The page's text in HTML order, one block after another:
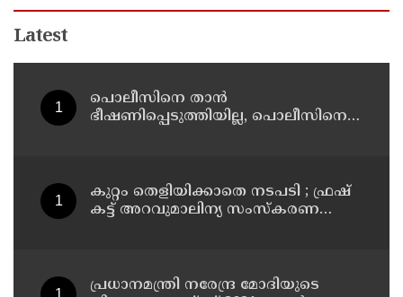
Latest
പൊലീസിനെ താന്‍
ഭീഷണിപ്പെടുത്തിയില്ല, പൊലീസിനെ
അര്‍ജുന്‍ ആയങ്കി
കുറ്റം തെളിയിക്കാതെ നടപടി ; ഫ്രഷ്
കട്ട് അറവുമാലിന്യ സംസ്‌കരണ
പ്രധാനമന്ത്രി നരേന്ദ്ര മോദിയുടെ